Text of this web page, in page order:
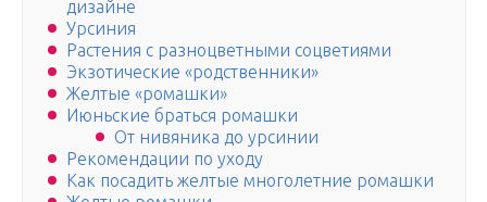
дизайне
Урсиния
Растения с разноцветными соцветиями
Экзотические «родственники»
Желтые «ромашки»
Июньские браться ромашки
От нивяника до урсинии
Рекомендации по уходу
Как посадить желтые многолетние ромашки